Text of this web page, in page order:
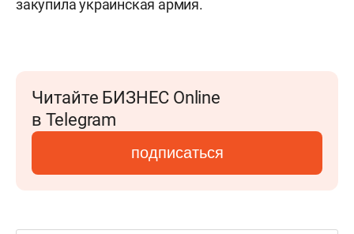
закупила украинская армия.
Читайте БИЗНЕС Online
в Telegram
подписаться